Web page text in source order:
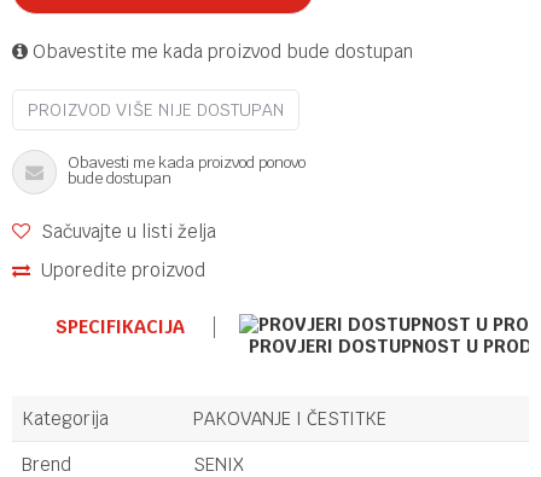
Obavestite me kada proizvod bude dostupan
PROIZVOD VIŠE NIJE DOSTUPAN
Obavesti me kada proizvod ponovo
bude dostupan
Sačuvajte u listi želja
Uporedite proizvod
SPECIFIKACIJA
PROVJERI DOSTUPNOST U
Kategorija
PAKOVANJE I ČESTITKE
Brend
SENIX